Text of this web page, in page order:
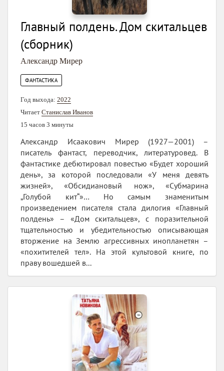
Главный полдень. Дом скитальцев
(сборник)
Александр Мирер
ФАНТАСТИКА
Год выхода: 2022
Читает Станислав Иванов
15 часов 3 минуты
Александр Исаакович Мирер (1927—2001) –
писатель фантаст, переводчик, литературовед. В
фантастике дебютировал повестью «Будет хороший
день», за которой последовали «У меня девять
жизней», «Обсидиановый нож», «Субмарина
„Голубой кит“»… Но самым знаменитым
произведением писателя стала дилогия «Главный
полдень» – «Дом скитальцев», с поразительной
тщательностью и убедительностью описывающая
вторжение на Землю агрессивных инопланетян –
«похитителей тел». На этой культовой книге, по
праву вошедшей в...